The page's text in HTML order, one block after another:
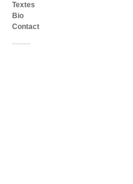
Textes
Bio
Contact